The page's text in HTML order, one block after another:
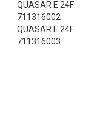
QUASAR E 24F
711316002
QUASAR E 24F
711316003